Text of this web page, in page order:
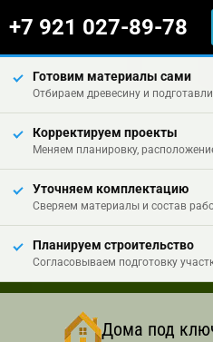
+7 921 027-89-78
Готовим материалы сами
Отбираем древесину и
Корректируем проекты
Меняем планировку,
Уточняем комплектацию
Сверяем материалы и состав
Планируем строительство
Согласовываем подготовку
Дома под